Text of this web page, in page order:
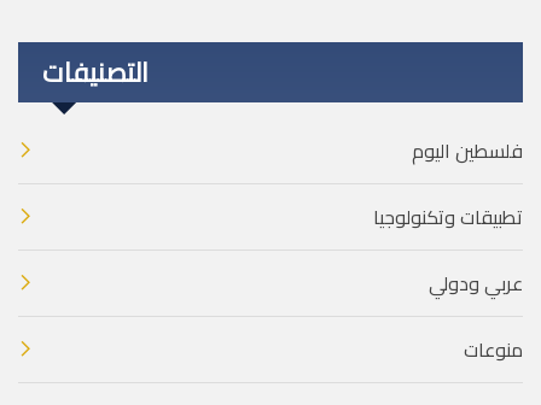
التصنيفات
فلسطين اليوم
تطبيقات وتكنولوجيا
عربي ودولي
منوعات